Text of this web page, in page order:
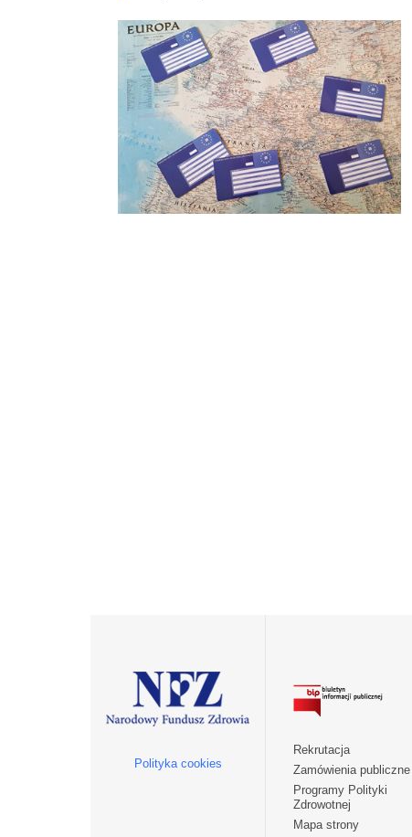
Polityka cookies
Rekrutacja
Zamówienia publiczne
Programy Polityki
Zdrowotnej
Mapa strony